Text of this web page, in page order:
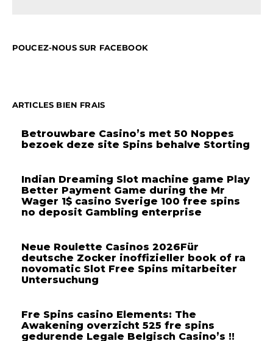
POUCEZ-NOUS SUR FACEBOOK
ARTICLES BIEN FRAIS
Betrouwbare Casino’s met 50 Noppes
bezoek deze site Spins behalve Storting
Indian Dreaming Slot machine game Play
Better Payment Game during the Mr
Wager 1$ casino Sverige 100 free spins
no deposit Gambling enterprise
Neue Roulette Casinos 2026Für
deutsche Zocker inoffizieller book of ra
novomatic Slot Free Spins mitarbeiter
Untersuchung
Fre Spins casino Elements: The
Awakening overzicht 525 fre spins
gedurende Legale Belgisch Casino’s !!